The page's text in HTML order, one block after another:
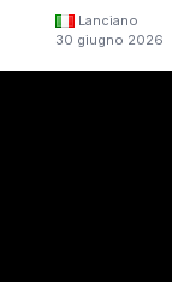
Lanciano
30 giugno 2026